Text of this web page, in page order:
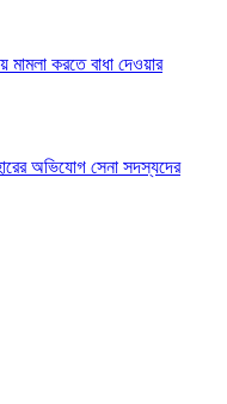
করতে বাধা দেওয়ার
অভিযোগ সেনা সদস্যদের